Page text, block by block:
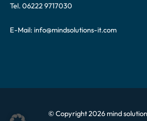
Tel. 06222 9717030
E-Mail: info@mindsolutions-it.com
© Copyright 2026 mind